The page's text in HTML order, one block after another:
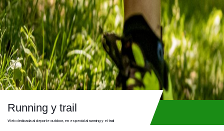
Skip
to
content
Running y trail
Web dedicada al deporte outdoor, en especial al running y el trail